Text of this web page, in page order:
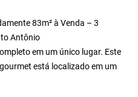
83m² à Venda – 3
Antônio
em um único lugar. Este
está localizado em um